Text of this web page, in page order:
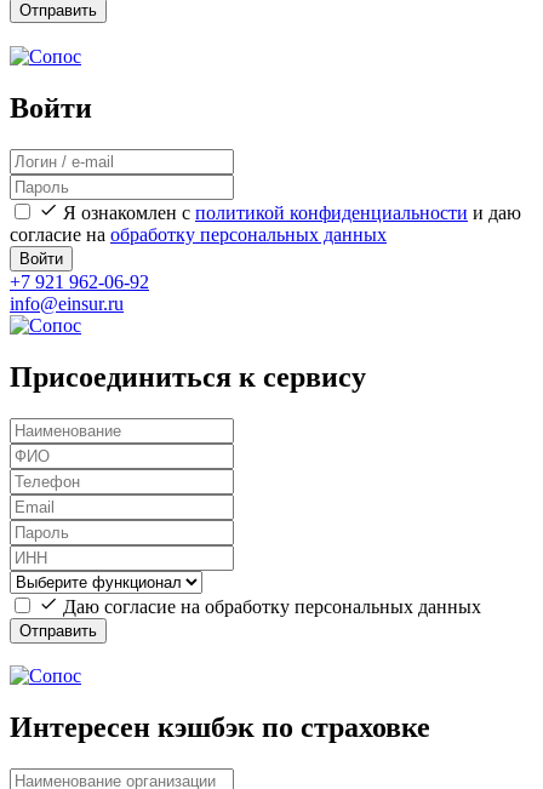
Отправить
Войти
Я ознакомлен с политикой конфиденциальности и даю
согласие на обработку персональных данных
Войти
+7 921 962-06-92
info@einsur.ru
Присоединиться к сервису
Даю согласие на обработку персональных данных
Отправить
Интересен кэшбэк по страховке